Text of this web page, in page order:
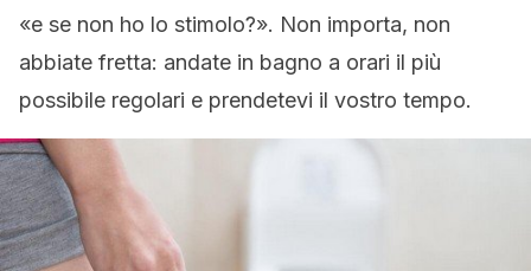
«e se non ho lo stimolo?». Non importa, non
abbiate fretta: andate in bagno a orari il più
possibile regolari e prendetevi il vostro tempo.